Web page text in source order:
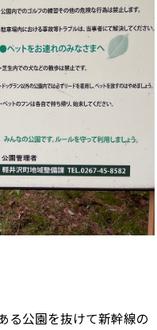
る公園を抜けて新幹線の